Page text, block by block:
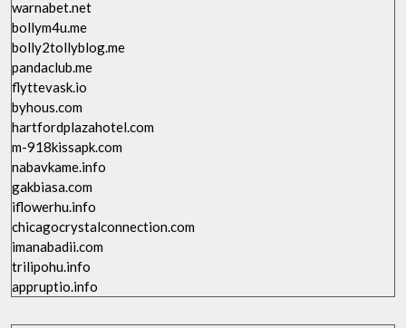
warnabet.net
bollym4u.me
bolly2tollyblog.me
pandaclub.me
flyttevask.io
byhous.com
hartfordplazahotel.com
m-918kissapk.com
nabavkame.info
gakbiasa.com
iflowerhu.info
chicagocrystalconnection.com
imanabadii.com
trilipohu.info
appruptio.info